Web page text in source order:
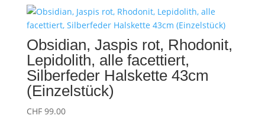
Obsidian, Jaspis rot, Rhodonit,
Lepidolith, alle facettiert,
Silberfeder Halskette 43cm
(Einzelstück)
CHF99.00